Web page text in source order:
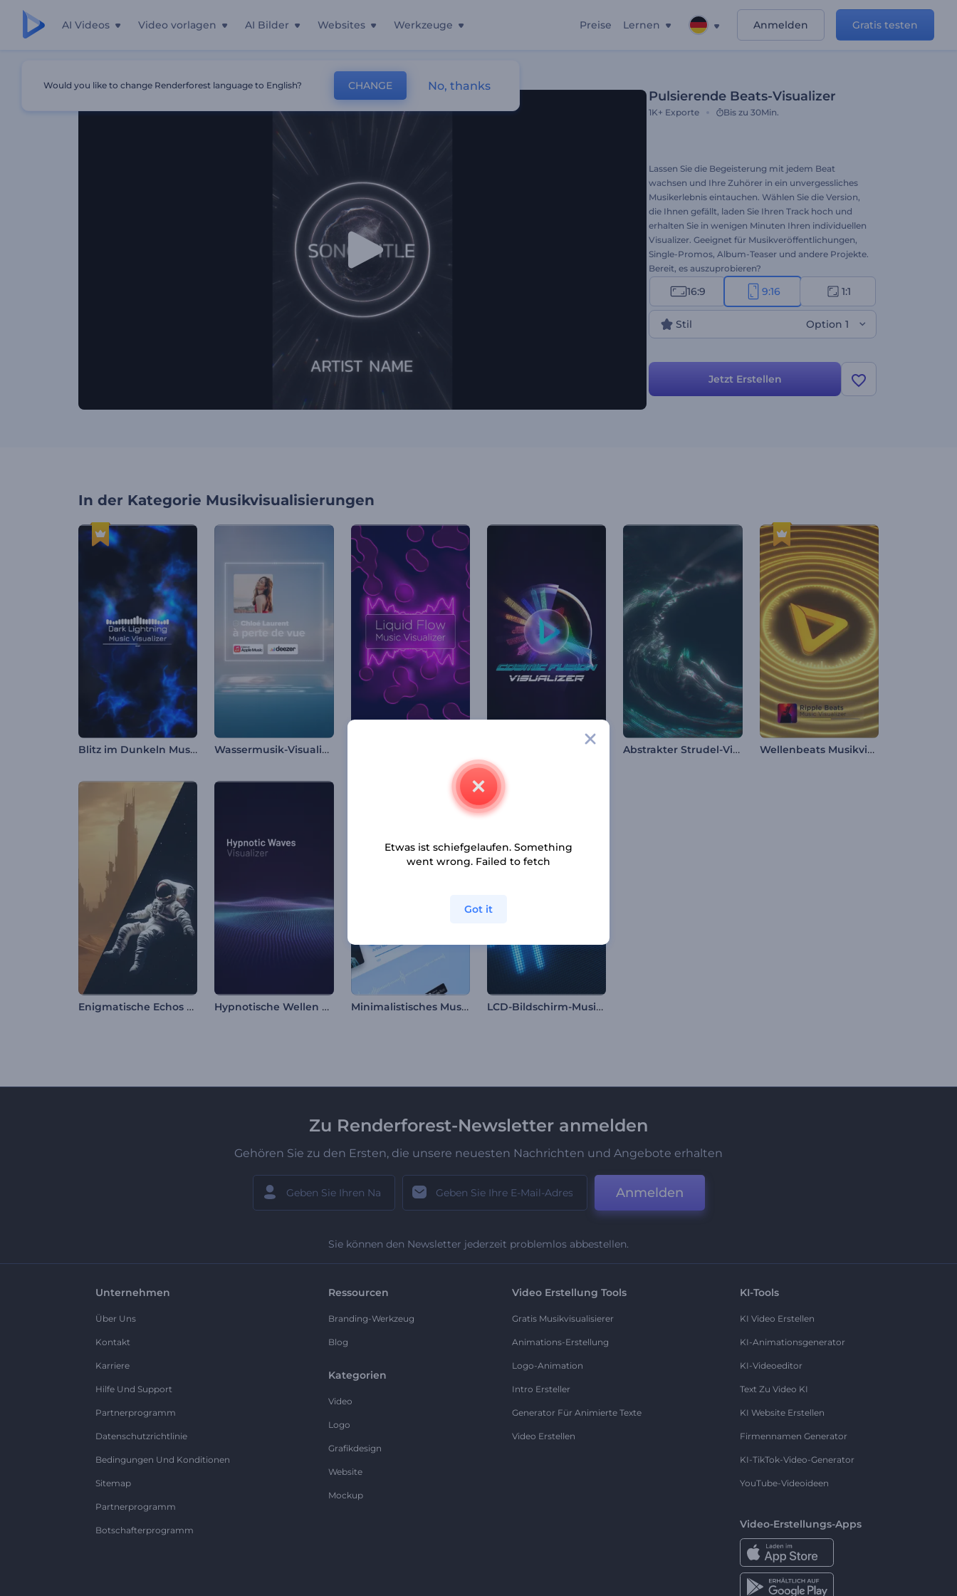
AI Videos Video vorlagen AI Bilder Websites Werkzeuge Preise Lernen Anmelden Gratis testen
Pulsierende Beats-Visualizer
1K+ Exporte Bis zu 30Min.
Lassen Sie die Begeisterung mit jedem Beat
wachsen und Ihre Zuhörer in ein unvergessliches
Musikerlebnis eintauchen. Wählen Sie die Version,
die Ihnen gefällt, laden Sie Ihren Track hoch und
erhalten Sie in wenigen Minuten Ihren individuellen
Visualizer. Geeignet für Musikveröffentlichungen,
Single-Promos, Album-Teaser und andere Projekte.
Bereit, es auszuprobieren?
16:9 9:16 1:1
Stil Option 1
Jetzt Erstellen
In der Kategorie Musikvisualisierungen
Blitz im Dunkeln Musikvisualisierung Wassermusik-Visualisierer Abstrakter Strudel-Visualizer Wellenbeats Musikvisualisierer
Enigmatische Echos Klangvisualisierer Hypnotische Wellen Visualizer Minimalistisches Musikalbum zu Werbezwecken LCD-Bildschirm-Musik-Visualizer
Zu Renderforest-Newsletter anmelden
Gehören Sie zu den Ersten, die unsere neuesten Nachrichten und Angebote erhalten
Anmelden
Sie können den Newsletter jederzeit problemlos abbestellen.
Unternehmen
Über Uns
Kontakt
Karriere
Hilfe Und Support
Partnerprogramm
Datenschutzrichtlinie
Bedingungen Und Konditionen
Sitemap
Partnerprogramm
Botschafterprogramm
Ressourcen
Branding-Werkzeug
Blog
Kategorien
Video
Logo
Grafikdesign
Website
Mockup
Video Erstellung Tools
Gratis Musikvisualisierer
Animations-Erstellung
Logo-Animation
Intro Ersteller
Generator Für Animierte Texte
Video Erstellen
KI-Tools
KI Video Erstellen
KI-Animationsgenerator
KI-Videoeditor
Text Zu Video KI
KI Website Erstellen
Firmennamen Generator
KI-TikTok-Video-Generator
YouTube-Videoideen
Video-Erstellungs-Apps
Would you like to change Renderforest language to English? CHANGE No, thanks
Etwas ist schiefgelaufen. Something
went wrong. Failed to fetch
Got it